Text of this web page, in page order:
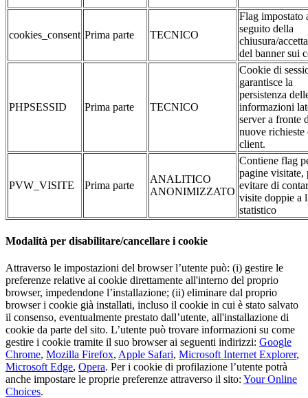
cookies_consent Prima parte TECNICO
Flag impostato
seguito della
chiusura/
del banner sui
PHPSESSID Prima parte TECNICO
Cookie di
garantisce la
persistenza
informazioni
server a fronte
nuove richieste
client.
PVW_VISITE Prima parte
ANALITICO
ANONIMIZZATO
Contiene flag
pagine visitate,
evitare di
visite doppie a
statistico
Modalità per disabilitare/cancellare i cookie
Attraverso le impostazioni del browser l’utente può: (i) gestire le
preferenze relative ai cookie direttamente all'interno del proprio
browser, impedendone l’installazione; (ii) eliminare dal proprio
browser i cookie già installati, incluso il cookie in cui è stato salvato
il consenso, eventualmente prestato dall’utente, all'installazione di
cookie da parte del sito. L’utente può trovare informazioni su come
gestire i cookie tramite il suo browser ai seguenti indirizzi: Google
Chrome, Mozilla Firefox, Apple Safari, Microsoft Internet Explorer,
Microsoft Edge, Opera. Per i cookie di profilazione l’utente potrà
anche impostare le proprie preferenze attraverso il sito: Your Online
Choices.